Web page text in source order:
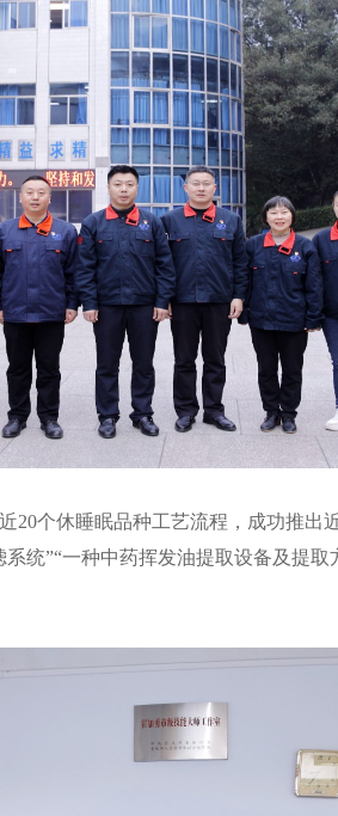
20个休睡眠品种工艺流程，成功推出
统”“一种中药挥发油提取设备及提